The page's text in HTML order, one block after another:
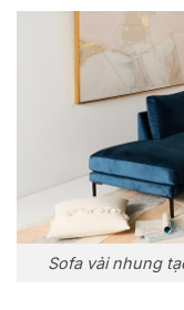
Sofa vải nhung